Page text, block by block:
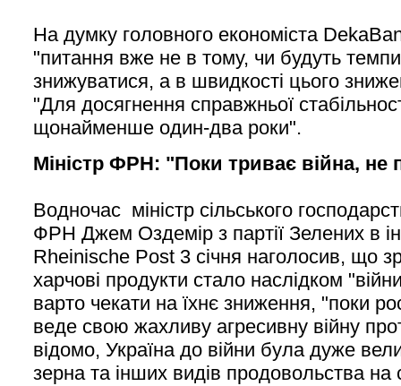
На думку головного економіста
"питання вже не в тому, чи будуть темпи
знижуватися, а в швидкості цього
"Для досягнення справжньої
щонайменше один-два роки".
Міністр ФРН: "Поки триває війна,
Водночас міністр сільського
ФРН Джем Оздемір з партії Зелених в
Rheinische Post 3 січня наголосив, що
харчові продукти стало наслідком
варто чекати на їхнє зниження, "поки
веде свою жахливу агресивну війну
відомо, Україна до війни була дуже
зерна та інших видів продовольства на